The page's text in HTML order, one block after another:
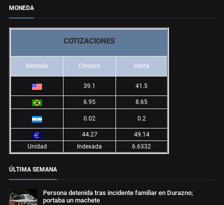
MONEDA
COTIZACIONES
Moneda Compra Venta
39.1 41.5
6.95 8.65
0.02 0.2
44.27
49.14
Unidad
Indexada 6.6332
ÚLTIMA SEMANA
Persona detenida tras incidente familiar en Durazno;
portaba un machete